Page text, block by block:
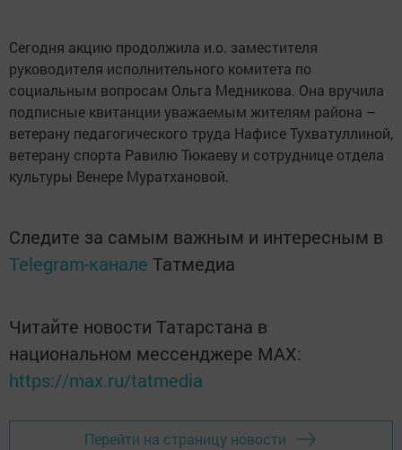
Сегодня акцию продолжила и.о. заместителя
руководителя исполнительного комитета по
социальным вопросам Ольга Медникова. Она вручила
подписные квитанции уважаемым жителям района –
ветерану педагогического труда Нафисе Тухватуллиной,
ветерану спорта Равилю Тюкаеву и сотруднице отдела
культуры Венере Муратхановой.
Следите за самым важным и интересным в
Telegram-канале Татмедиа
Читайте новости Татарстана в
национальном мессенджере MАХ:
https://max.ru/tatmedia
Перейти на страницу новости